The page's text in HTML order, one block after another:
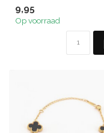
9,95
Op voorraad